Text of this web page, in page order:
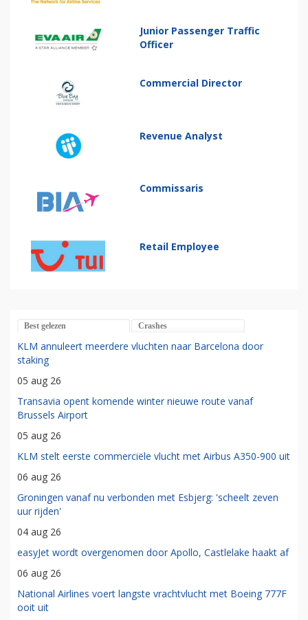
Junior Passenger Traffic
Officer
Commercial Director
Revenue Analyst
Commissaris
Retail Employee
Best gelezen Crashes
KLM annuleert meerdere vluchten naar Barcelona door
staking
05 aug 26
Transavia opent komende winter nieuwe route vanaf
Brussels Airport
05 aug 26
KLM stelt eerste commerciële vlucht met Airbus A350-900 uit
06 aug 26
Groningen vanaf nu verbonden met Esbjerg: 'scheelt zeven
uur rijden'
04 aug 26
easyJet wordt overgenomen door Apollo, Castlelake haakt af
06 aug 26
National Airlines voert langste vrachtvlucht met Boeing 777F
ooit uit